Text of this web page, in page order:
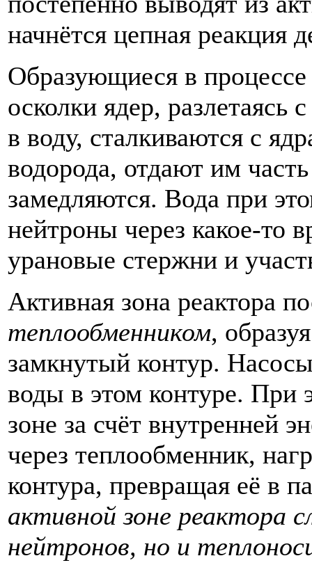
начнётся цепная реакция
Образующиеся в
осколки ядер,
в воду, сталкиваются с
водорода, отдают им
замедляются. Вода при
нейтроны через какое-то
урановые стержни и
Активная зона реактора
теплообменником,
замкнутый контур.
воды в этом контуре. При
зоне за счёт внутренней
через теплообменник,
контура, превращая её в
активной зоне реактора
нейтронов, но и